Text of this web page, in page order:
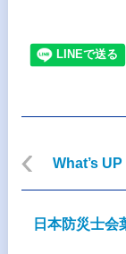
What’s
日本防災士